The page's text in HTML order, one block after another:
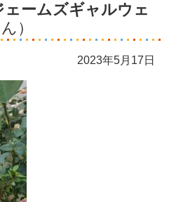
ームズギャルウェ
）
2023年5月17日